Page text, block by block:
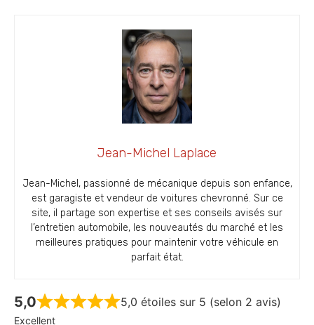
Jean-Michel Laplace
Jean-Michel, passionné de mécanique depuis son enfance,
est garagiste et vendeur de voitures chevronné. Sur ce
site, il partage son expertise et ses conseils avisés sur
l’entretien automobile, les nouveautés du marché et les
meilleures pratiques pour maintenir votre véhicule en
parfait état.
5,0 5,0 étoiles sur 5 (selon 2 avis)
Excellent